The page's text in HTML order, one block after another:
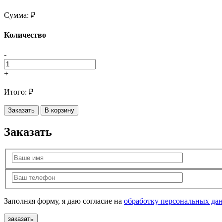
Сумма: ₽
Количество
-
+
Итого: ₽
Заказать В корзину
Заказать
Заполняя форму, я даю согласие на обработку персональных